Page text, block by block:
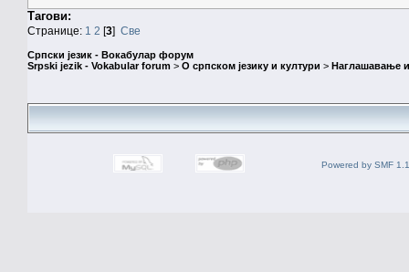
Тагови:
Странице: 1 2 [3] Све
Српски језик - Вокабулар форум
Srpski jezik - Vokabular forum > О српском језику и култури > Наглашавање
Powered by SMF